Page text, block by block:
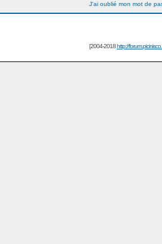
J'ai oublié mon mot de
[2004-2018http://